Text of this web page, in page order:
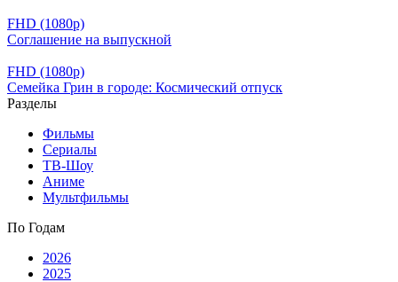
FHD (1080p)
Соглашение на выпускной
FHD (1080p)
Семейка Грин в городе: Космический отпуск
Разделы
Фильмы
Сериалы
ТВ-Шоу
Аниме
Мультфильмы
По Годам
2026
2025